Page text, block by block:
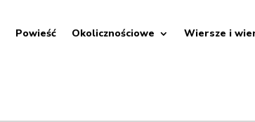
Powieść Okolicznościowe Wiersze i